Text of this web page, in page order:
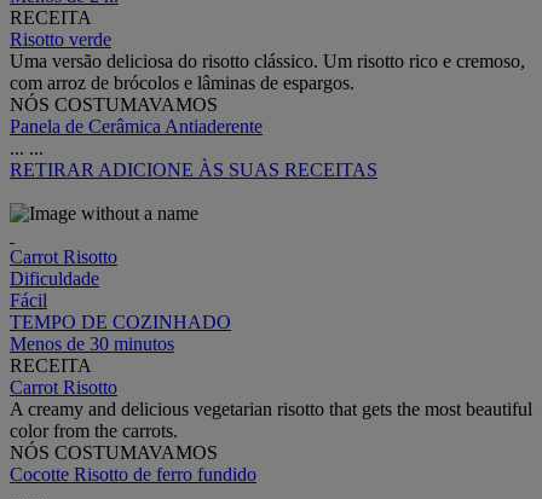
RECEITA
Risotto verde
Uma versão deliciosa do risotto clássico. Um risotto rico e cremoso,
com arroz de brócolos e lâminas de espargos.
NÓS COSTUMAVAMOS
Panela de Cerâmica Antiaderente
... ...
RETIRAR ADICIONE ÀS SUAS RECEITAS
Carrot Risotto
Dificuldade
Fácil
TEMPO DE COZINHADO
Menos de 30 minutos
RECEITA
Carrot Risotto
A creamy and delicious vegetarian risotto that gets the most beautiful
color from the carrots.
NÓS COSTUMAVAMOS
Cocotte Risotto de ferro fundido